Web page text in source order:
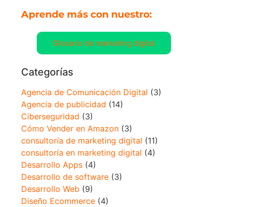
Aprende más con nuestro:
Glosario de marketing digital
Categorías
Agencia de Comunicación Digital (3)
Agencia de publicidad (14)
Ciberseguridad (3)
Cómo Vender en Amazon(3)
consultoría de marketing digital (11)
consultoría en marketing digital (4)
Desarrollo Apps(4)
Desarrollo de software(3)
Desarrollo Web (9)
Diseño Ecommerce(4)